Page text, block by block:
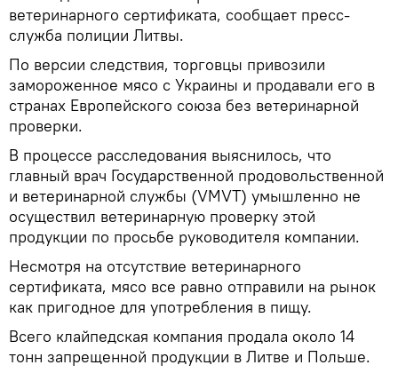
ветеринарного сертификата, сообщает пресс-
служба полиции Литвы.
По версии следствия, торговцы привозили
замороженное мясо с Украины и продавали его в
странах Европейского союза без ветеринарной
проверки.
В процессе расследования выяснилось, что
главный врач Государственной продовольственной
и ветеринарной службы (VMVT) умышленно не
осуществил ветеринарную проверку этой
продукции по просьбе руководителя компании.
Несмотря на отсутствие ветеринарного
сертификата, мясо все равно отправили на рынок
как пригодное для употребления в пищу.
Всего клайпедская компания продала около 14
тонн запрещенной продукции в Литве и Польше.